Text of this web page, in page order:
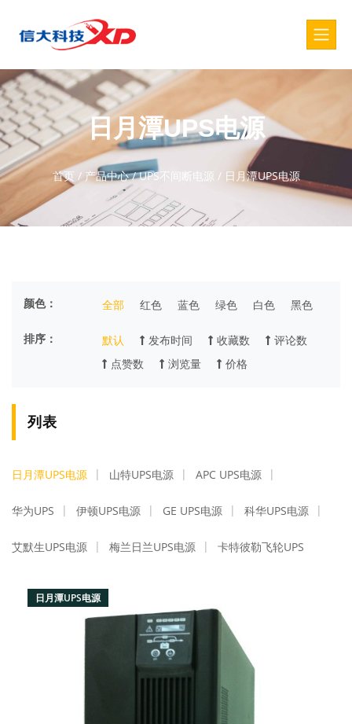
日月潭UPS电源
首页 /产品中心/UPS不间断电源 / 日月潭UPS电源
颜色： 全部 红色 蓝色 绿色 白色 黑色
排序： 默认 发布时间 收藏数
评论数
点赞数
浏览量 价格
列表
日月潭UPS电源 山特UPS电源 APC UPS电源
华为UPS 伊顿UPS电源 GE UPS电源 科华UPS电源
艾默生UPS电源 梅兰日兰UPS电源 卡特彼勒飞轮UPS
日月潭UPS电源